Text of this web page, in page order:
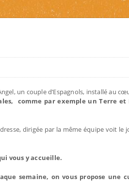
un couple d’Espagnols, installé au
comme par exemple un Terre et
dirigée par la même équipe voit le
vous y accueille.
semaine, on vous propose une